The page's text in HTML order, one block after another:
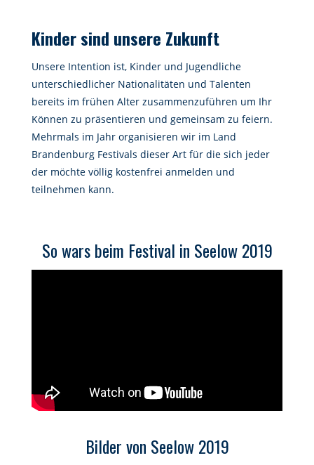
Kinder sind unsere Zukunft
Unsere Intention ist, Kinder und Jugendliche
unterschiedlicher Nationalitäten und Talenten
bereits im frühen Alter zusammenzuführen um Ihr
Können zu präsentieren und gemeinsam zu feiern.
Mehrmals im Jahr organisieren wir im Land
Brandenburg Festivals dieser Art für die sich jeder
der möchte völlig kostenfrei anmelden und
teilnehmen kann.
So wars beim Festival in Seelow 2019
Bilder von Seelow 2019